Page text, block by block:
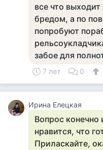
все что
бредом, а по
попробуют
забое для
7 лет 0
Ирина Елецкая
Вопрос конечно
нравится, что
Приласкайте,